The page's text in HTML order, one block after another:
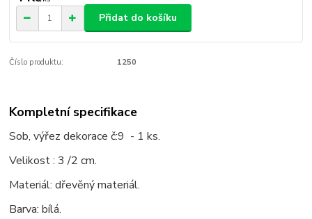
Přidat do košíku
Číslo produktu: 1250
Kompletní specifikace
Sob, výřez dekorace č:9 - 1 ks.
Velikost : 3 /2 cm.
Materiál: dřevěný materiál.
Barva: bílá.